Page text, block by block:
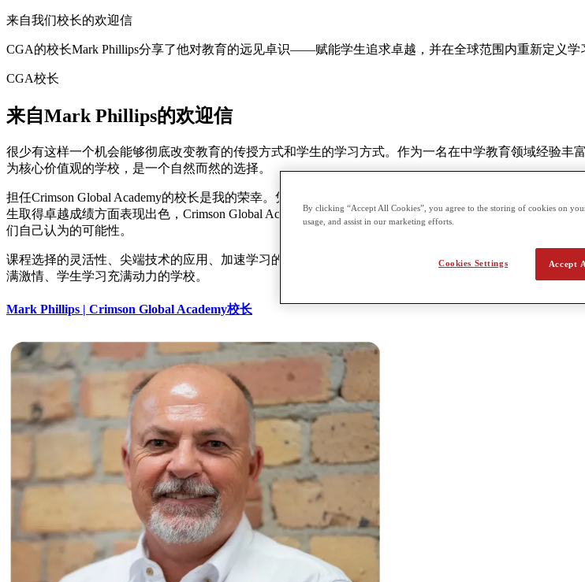
来自我们校长的欢迎信
CGA的校长Mark Phillips分享了他对教育的远见卓识——赋能学生追求卓越，并在全球范围内重新定义学
CGA校长
来自Mark Phillips的欢迎信
很少有这样一个机会能够彻底改变教育的传授方式和学生的学习方式。作为一名在中学教育领域经验
为核心价值观的学校，是一个自然而然的选择。
担任Crimson Global Academy的校长是我的荣幸。凭借如此具有变革性的教育模式，学校吸引了来自世
生取得卓越成绩方面表现出色，Crimson Global Academy的学生们将充满信心，相信教师们知道如何
们自己认为的可能性。
课程选择的灵活性、尖端技术的应用、加速学习的机会以及获得全球顶尖大学认可的资格证书，这些都
满激情、学生学习充满动力的学校。
Mark Phillips | Crimson Global Academy校长
By clicking “Accept All Cookies”, you agree to the storing of cookies on
usage, and assist in our marketing efforts.
Accept
Cookies Settings